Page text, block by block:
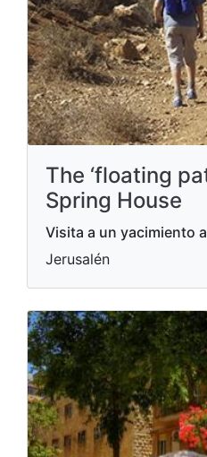
The ‘floating
Spring House
Visita a un yacimiento
Jerusalén